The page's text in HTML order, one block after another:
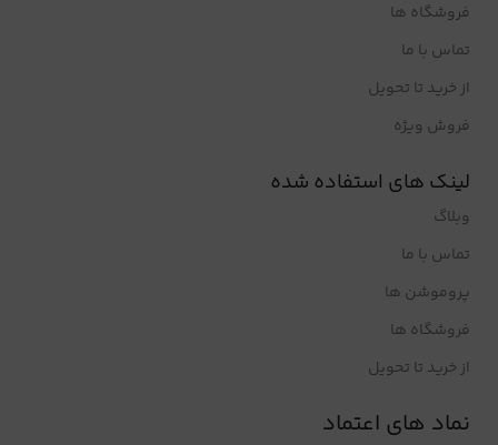
فروشگاه ها
تماس با ما
از خرید تا تحویل
فروش ویژه
لینک های استفاده شده
وبلاگ
تماس با ما
پروموشن ها
فروشگاه ها
از خرید تا تحویل
نماد های اعتماد